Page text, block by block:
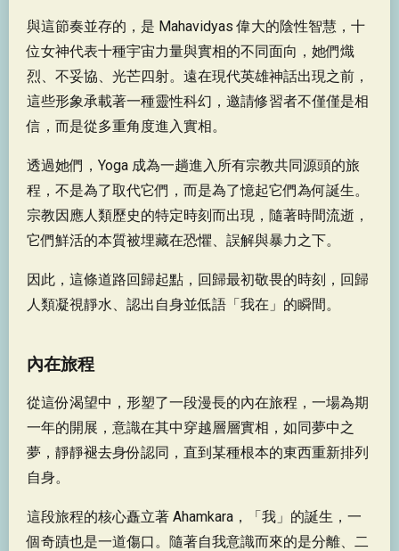
與這節奏並存的，是 Mahavidyas 偉大的陰性智慧，十
位女神代表十種宇宙力量與實相的不同面向，她們熾
烈、不妥協、光芒四射。遠在現代英雄神話出現之前，
這些形象承載著一種靈性科幻，邀請修習者不僅僅是相
信，而是從多重角度進入實相。
透過她們，Yoga 成為一趟進入所有宗教共同源頭的旅
程，不是為了取代它們，而是為了憶起它們為何誕生。
宗教因應人類歷史的特定時刻而出現，隨著時間流逝，
它們鮮活的本質被埋藏在恐懼、誤解與暴力之下。
因此，這條道路回歸起點，回歸最初敬畏的時刻，回歸
人類凝視靜水、認出自身並低語「我在」的瞬間。
內在旅程
從這份渴望中，形塑了一段漫長的內在旅程，一場為期
一年的開展，意識在其中穿越層層實相，如同夢中之
夢，靜靜褪去身份認同，直到某種根本的東西重新排列
自身。
這段旅程的核心矗立著 Ahamkara，「我」的誕生，一
個奇蹟也是一道傷口。隨著自我意識而來的是分離、二